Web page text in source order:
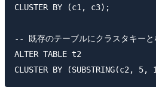
CLUSTER BY (c1, c3);
-- 既存のテーブルにクラスタキーと
ALTER TABLE t2